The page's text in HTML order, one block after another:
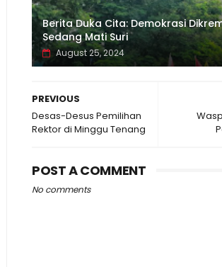
Berita Duka Cita: Demokrasi
Sedang Mati Suri
August 25, 2024
PREVIOUS
Desas-Desus Pemilihan
Rektor di Minggu Tenang
POST A COMMENT
No comments